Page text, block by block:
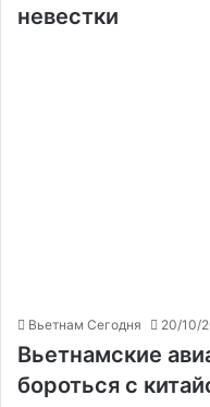
невестки
Вьетнам Сегодня 20/10/
Вьетнамские
бороться с